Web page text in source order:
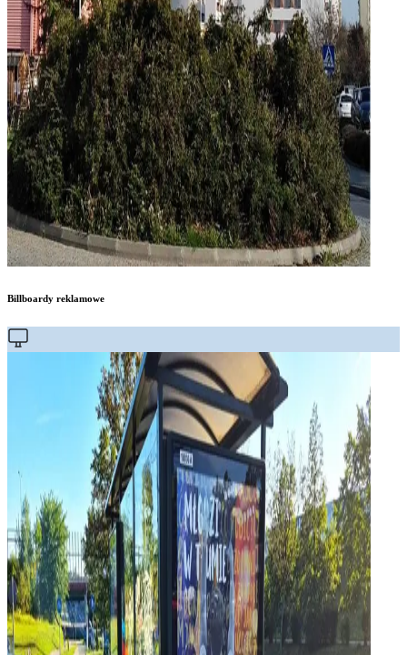
Billboardy reklamowe